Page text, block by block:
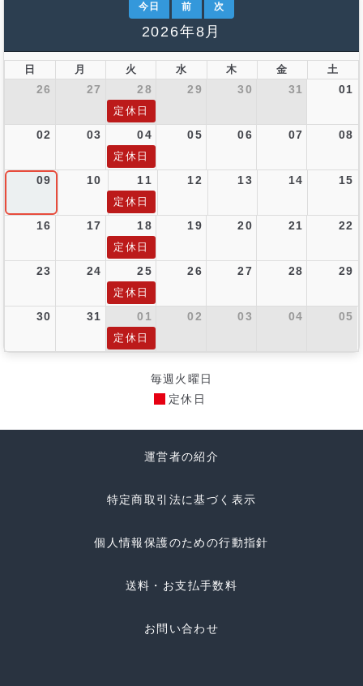
今日 前 次
2026年8月
日 月 火 水 木 金 土
26 27 28 29 30 31 01
定休日
02 03 04 05 06 07 08
定休日
09 10 11 12 13 14 15
定休日
16 17 18 19 20 21 22
定休日
23 24 25 26 27 28 29
定休日
30 31 01 02 03 04 05
定休日
毎週火曜日
定休日
運営者の紹介
特定商取引法に基づく表示
個人情報保護のための行動指針
送料・お支払手数料
お問い合わせ